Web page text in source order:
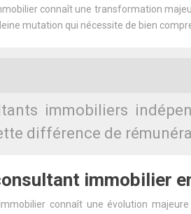
connaît une transformation
mutation qui nécessite de bien
immobiliers
différence de
immobilier
connaît une évolution